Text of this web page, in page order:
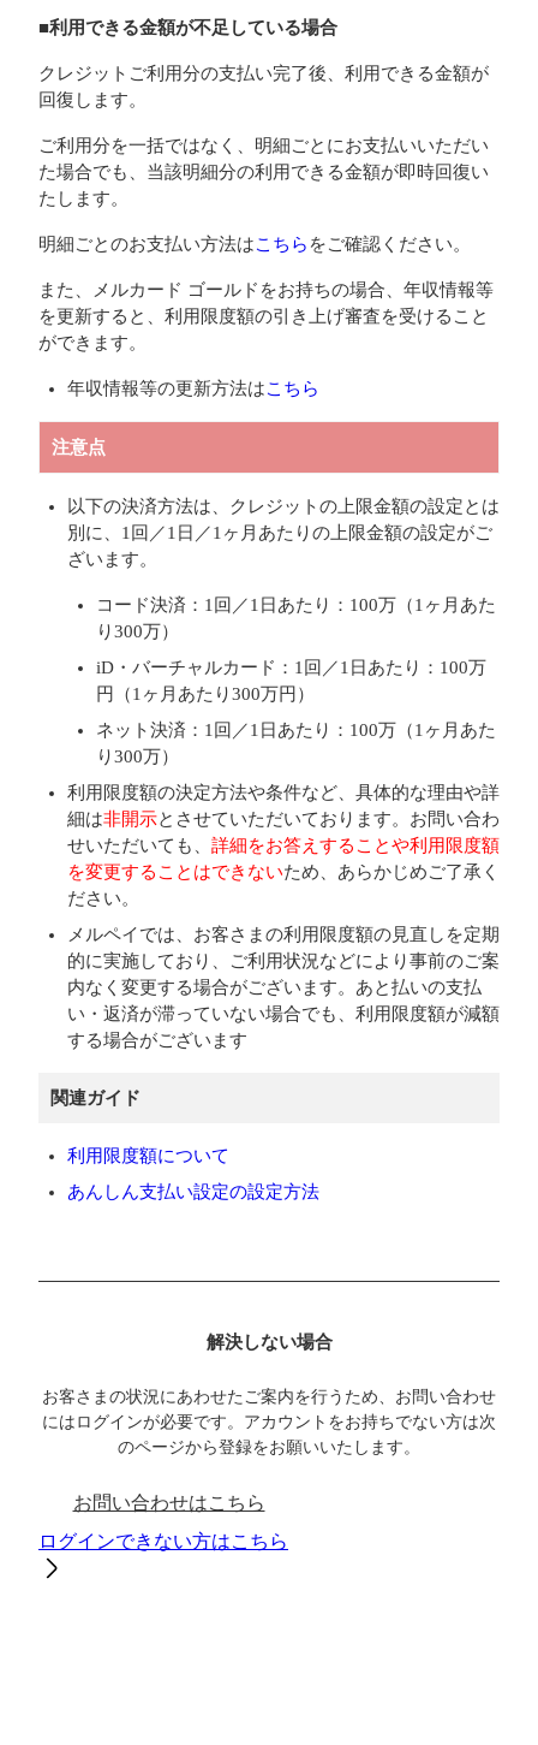
■利用できる金額が不足している場合
クレジットご利用分の支払い完了後、利用できる金額が
回復します。
ご利用分を一括ではなく、明細ごとにお支払いいただい
た場合でも、当該明細分の利用できる金額が即時回復い
たします。
明細ごとのお支払い方法はこちら をご確認ください。
また、メルカード ゴールドをお持ちの場合、年収情報等
を更新すると、利用限度額の引き上げ審査を受けること
ができます。
年収情報等の更新方法はこちら
注意点
以下の決済方法は、クレジットの上限金額の設定とは
別に、1回／1日／1ヶ月あたりの上限金額の設定がご
ざいます。
コード決済：1回／1日あたり：100万（1ヶ月あた
り300万）
iD・バーチャルカード：1回／1日あたり：100万
円（1ヶ月あたり300万円）
ネット決済：1回／1日あたり：100万（1ヶ月あた
り300万）
利用限度額の決定方法や条件など、具体的な理由や詳
細は非開示とさせていただいております。お問い合わ
せいただいても、 詳細をお答えすることや利用限度額
を変更することはできないため、あらかじめご了承く
ださい。
メルペイでは、お客さまの利用限度額の見直しを定期
的に実施しており、ご利用状況などにより事前のご案
内なく変更する場合がございます。あと払いの支払
い・返済が滞っていない場合でも、利用限度額が減額
する場合がございます
関連ガイド
利用限度額について
あんしん支払い設定の設定方法
解決しない場合
お客さまの状況にあわせたご案内を行うため、お問い合わせ
にはログインが必要です。アカウントをお持ちでない方は次
のページから登録をお願いいたします。
お問い合わせはこちら
ログインできない方はこちら